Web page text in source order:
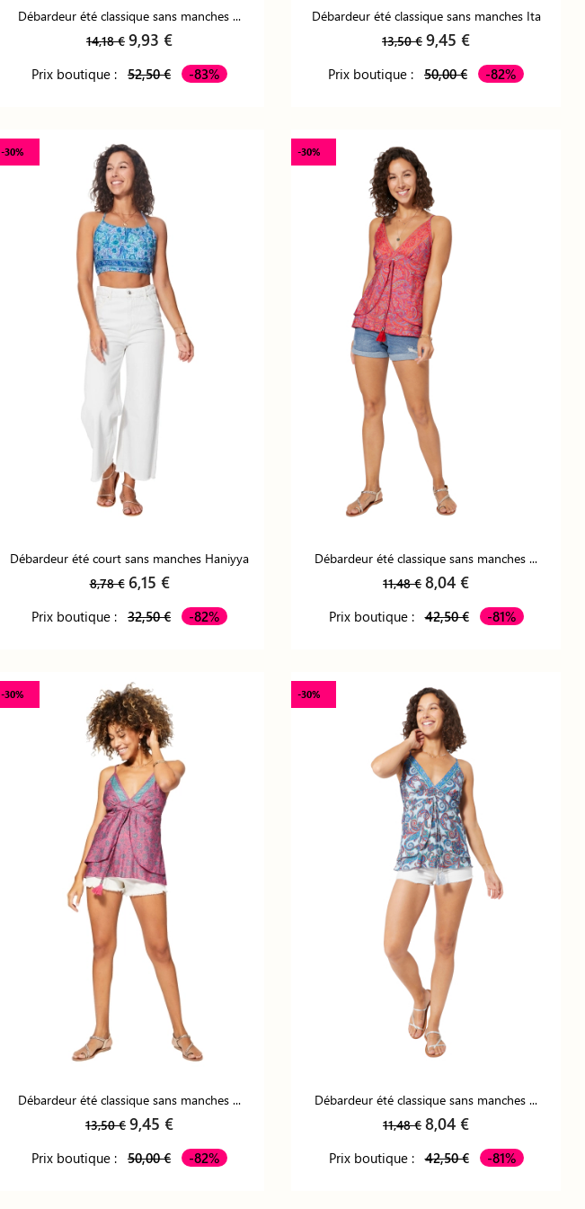
Débardeur été classique sans manches ...
14,18 € 9,93 €
Prix boutique : 52,50 € -83%
Débardeur été classique sans manches Ita
13,50 € 9,45 €
Prix boutique : 50,00 € -82%
Débardeur été court sans manches Haniyya
8,78 € 6,15 €
Prix boutique : 32,50 € -82%
-30%
Débardeur été classique sans manches ...
11,48 € 8,04 €
Prix boutique : 42,50 € -81%
-30%
Débardeur été classique sans manches ...
13,50 € 9,45 €
Prix boutique : 50,00 € -82%
-30%
Débardeur été classique sans manches ...
11,48 € 8,04 €
Prix boutique : 42,50 € -81%
-30%